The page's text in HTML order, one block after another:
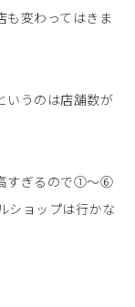
も変わってはきま
いうのは店舗数が
すぎるので①〜⑥
ショップは行かな